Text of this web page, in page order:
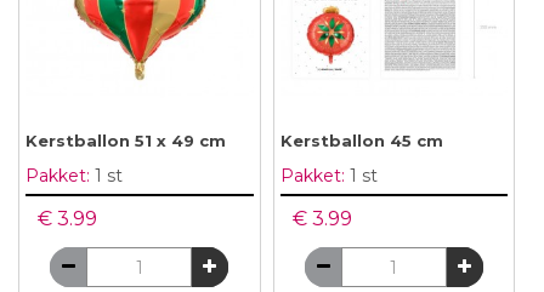
Kerstballon 51 x 49 cm
Pakket: 1 st
€ 3.99
Kerstballon 45 cm
Pakket: 1 st
€ 3.99